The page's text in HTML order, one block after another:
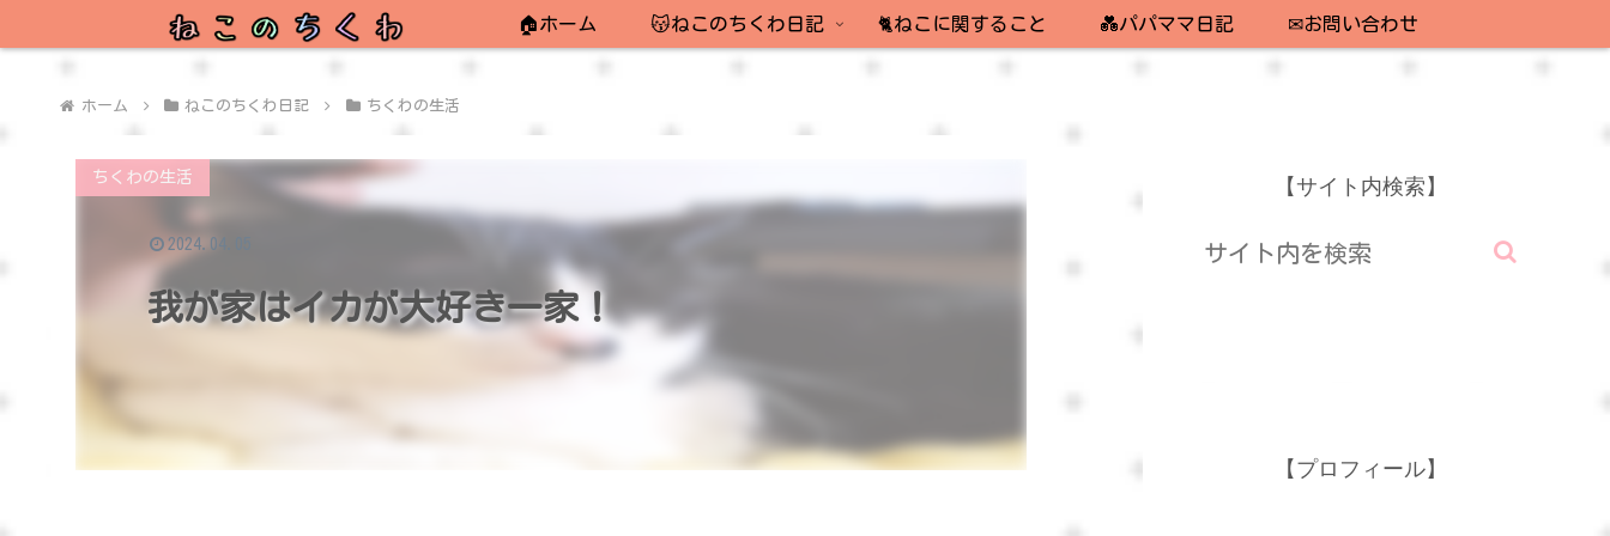
🏠ホーム 😽ねこのちくわ日記 🐈ねこに関すること 💑パパママ日記 ✉お問い合わせ
ホーム ねこのちくわ日記 ちくわの生活
我が家はイカが大好き一家！
ちくわの生活
2024.04.05
【サイト内検索】
【プロフィール】